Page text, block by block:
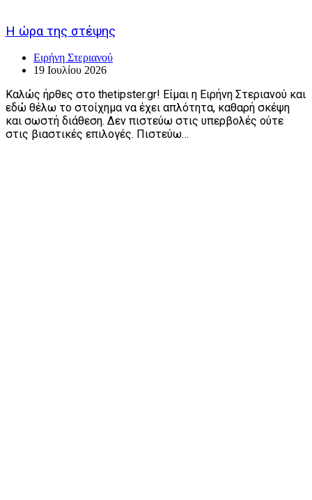
Η ώρα της στέψης
Ειρήνη Στεριανού
19 Ιουλίου 2026
Καλώς ήρθες στο thetipster.gr! Είμαι η Ειρήνη Στεριανού και
εδώ θέλω το στοίχημα να έχει απλότητα, καθαρή σκέψη
και σωστή διάθεση. Δεν πιστεύω στις υπερβολές ούτε
στις βιαστικές επιλογές. Πιστεύω…